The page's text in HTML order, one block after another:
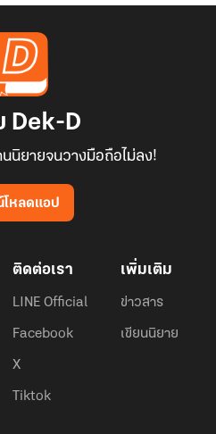
Dek-D
นิยายจนวางมือถือไม่ลง!
โหลดแอป
ติดต่อเรา
LINE Official
Facebook
X
Tiktok
เพิ่มเติม
ข่าวสาร
เขียนนิยาย